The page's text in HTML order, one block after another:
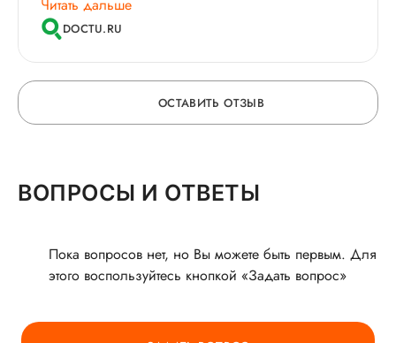
Читать дальше
DOCTU.RU
ОСТАВИТЬ ОТЗЫВ
ГОРЯЧАЯ ЛИНИЯ КАЧЕСТВА
ВОПРОСЫ И ОТВЕТЫ
Пока вопросов нет, но Вы можете быть первым. Для
этого воспользуйтесь кнопкой «Задать вопрос»